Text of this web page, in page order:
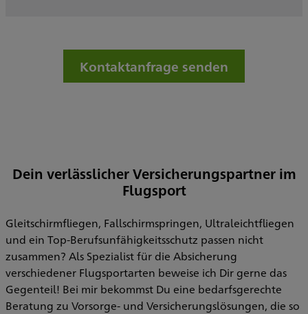
Kontaktanfrage senden
Dein verlässlicher Versicherungspartner im
Flugsport
Gleitschirmfliegen, Fallschirmspringen, Ultraleichtfliegen
und ein Top-Berufsunfähigkeitsschutz passen nicht
zusammen? Als Spezialist für die Absicherung
verschiedener Flugsportarten beweise ich Dir gerne das
Gegenteil! Bei mir bekommst Du eine bedarfsgerechte
Beratung zu Vorsorge- und Versicherungslösungen, die so